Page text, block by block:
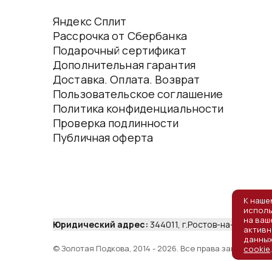
Яндекс Сплит
Рассрочка от Сбербанка
Подарочный сертификат
Дополнительная гарантия
Доставка. Оплата. Возврат
Пользовательское соглашение
Политика конфиденциальности
Проверка подлинности
Публичная оферта
Юридический адрес: 344011, г.Ростов-на-Дону,
© Золотая Подкова, 2014 - 2026. Все права
К
на
cookie.